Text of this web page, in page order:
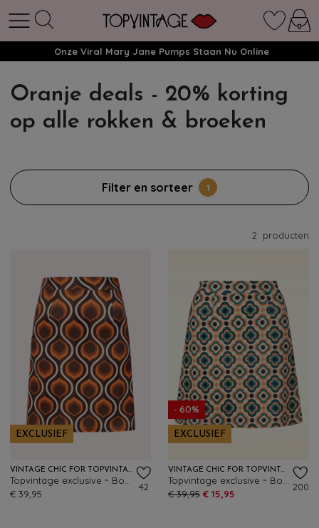
Onze Viral Mary Jane Pumps Staan Nu Online
Oranje deals - 20% korting
op alle rokken & broeken
Filter en sorteer 1
2 producten
EXCLUSIEF
VINTAGE CHIC FOR TOPVINTAGE
€ 39,95
42
- 60%
EXCLUSIEF
VINTAGE CHIC FOR TOPVINTAGE
€ 39,95 € 15,95
200